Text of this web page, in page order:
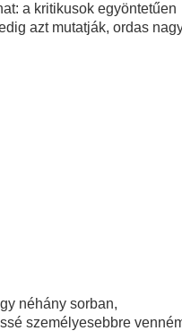
görög istenekkel
ért, mégis úgy hat,
dinamika teljesen
látszik minden
a kritikusok egyöntetűen
azt mutatják, ordas
néhány sorban,
személyesebbre